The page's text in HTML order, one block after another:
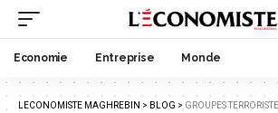
Economie Entreprise Monde
LECONOMISTE MAGHREBIN > BLOG > GROUPES